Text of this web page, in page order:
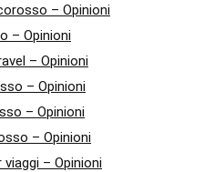
– Opinioni
– Opinioni
– Opinioni
– Opinioni
– Opinioni
– Opinioni
viaggi – Opinioni